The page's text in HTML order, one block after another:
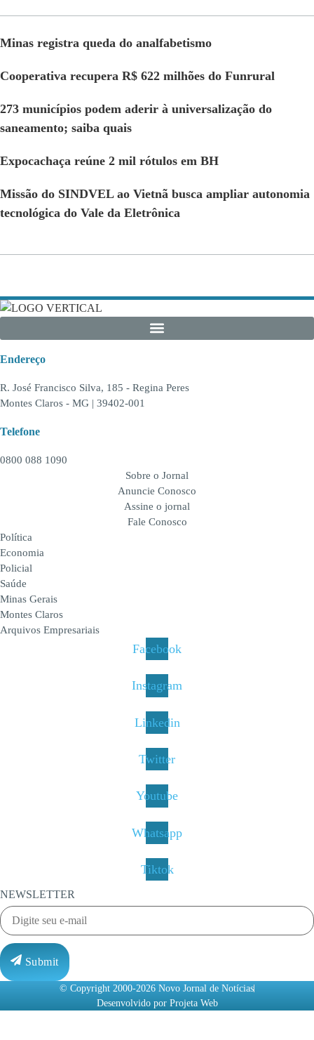
Minas registra queda do analfabetismo
Cooperativa recupera R$ 622 milhões do Funrural
273 municípios podem aderir à universalização do
saneamento; saiba quais
Expocachaça reúne 2 mil rótulos em BH
Missão do SINDVEL ao Vietnã busca ampliar autonomia
tecnológica do Vale da Eletrônica
Endereço
R. José Francisco Silva, 185 - Regina Peres
Montes Claros - MG | 39402-001
Telefone
0800 088 1090
Sobre o Jornal
Anuncie Conosco
Assine o jornal
Fale Conosco
Política
Economia
Policial
Saúde
Minas Gerais
Montes Claros
Arquivos Empresariais
Facebook
Instagram
Linkedin
Twitter
Youtube
Whatsapp
Tiktok
NEWSLETTER
Submit
© Copyright 2000-2026 Novo Jornal de Notícias
Desenvolvido por Projeta Web